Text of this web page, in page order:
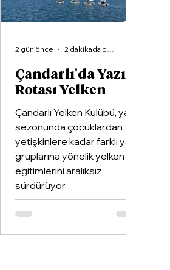
Çandarlı'da Yazın
Rotası Yelken
Çandarlı Yelken Kulübü, yaz
sezonunda çocuklardan
yetişkinlere kadar farklı yaş
gruplarına yönelik yelken
eğitimlerini aralıksız
sürdürüyor.
2 gün önce 2 dakikada okunur